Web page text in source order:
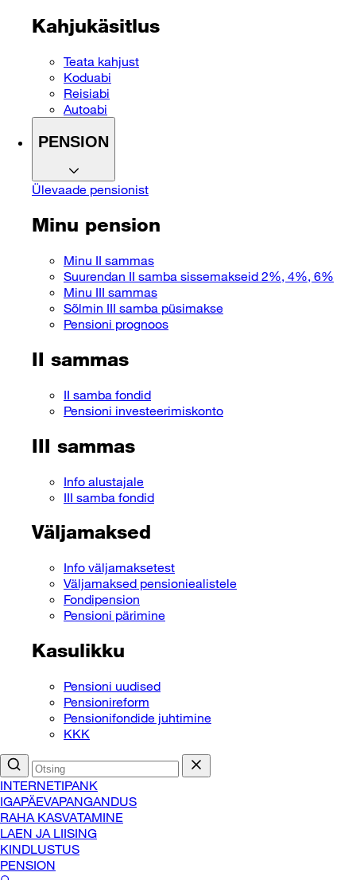
Kahjukäsitlus
Teata kahjust
Koduabi
Reisiabi
Autoabi
PENSION
Ülevaade pensionist
Minu pension
Minu II sammas
Suurendan II samba sissemakseid 2%, 4%, 6%
Minu III sammas
Sõlmin III samba püsimakse
Pensioni prognoos
II sammas
II samba fondid
Pensioni investeerimiskonto
III sammas
Info alustajale
III samba fondid
Väljamaksed
Info väljamaksetest
Väljamaksed pensioniealistele
Fondipension
Pensioni pärimine
Kasulikku
Pensioni uudised
Pensionireform
Pensionifondide juhtimine
KKK
INTERNETIPANK
IGAPÄEVAPANGANDUS
RAHA KASVATAMINE
LAEN JA LIISING
KINDLUSTUS
PENSION